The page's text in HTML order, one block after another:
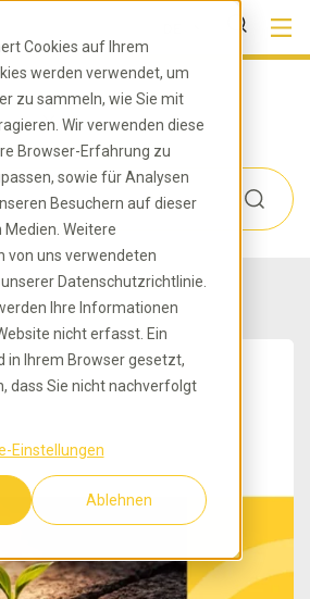
Cookies auf Ihrem
werden verwendet, um
zu sammeln, wie Sie mit
Wir verwenden diese
Browser-Erfahrung zu
sowie für Analysen
Besuchern auf dieser
Weitere
von uns verwendeten
Datenschutzrichtlinie.
Ihre Informationen
nicht erfasst. Ein
in Ihrem Browser gesetzt,
dass Sie nicht nachverfolgt
Einstellungen
Ablehnen